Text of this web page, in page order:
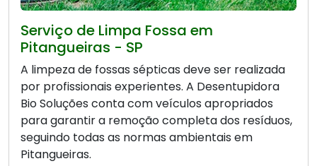
Serviço de Limpa Fossa em
Pitangueiras - SP
A limpeza de fossas sépticas deve ser realizada
por profissionais experientes. A Desentupidora
Bio Soluções conta com veículos apropriados
para garantir a remoção completa dos resíduos,
seguindo todas as normas ambientais em
Pitangueiras.